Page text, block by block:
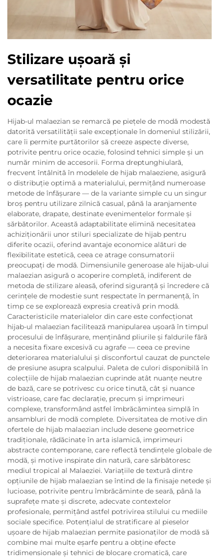
Stilizare ușoară și
versatilitate pentru orice
ocazie
Hijab-ul malaezian se remarcă pe piețele de modă modestă
datorită versatilității sale excepționale în domeniul stilizării,
care îi permite purtătorilor să creeze aspecte diverse,
potrivite pentru orice ocazie, folosind tehnici simple și un
număr minim de accesorii. Forma dreptunghiulară,
frecvent întâlnită în modelele de hijab malaeziene, asigură
o distribuție optimă a materialului, permițând numeroase
metode de înfășurare — de la variante simple cu un singur
broș pentru utilizare zilnică casual, până la aranjamente
elaborate, drapate, destinate evenimentelor formale și
sărbătorilor. Această adaptabilitate elimină necesitatea
achiziționării unor stiluri specializate de hijab pentru
diferite ocazii, oferind avantaje economice alături de
flexibilitate estetică, ceea ce atrage consumatorii
preocupați de modă. Dimensiunile generoase ale hijab-ului
malaezian asigură o acoperire completă, indiferent de
metoda de stilizare aleasă, oferind siguranță și încredere că
cerințele de modestie sunt respectate în permanență, în
timp ce se explorează expresia creativă prin modă.
Caracteristicile materialelor din care este confecționat
hijab-ul malaezian facilitează manipularea ușoară în timpul
procesului de înfășurare, menținând pliurile și faldurile fără
a necesita fixare excesivă cu agrafe — ceea ce previne
deteriorarea materialului și disconfortul cauzat de punctele
de presiune asupra scalpului. Paleta de culori disponibilă în
colecțiile de hijab malaezian cuprinde atât nuanțe neutre
de bază, care se potrivesc cu orice tinută, cât și nuance
vistrioase, care fac declarație, precum și imprimeuri
complexe, transformând astfel îmbrăcămintea simplă în
ansambluri de modă complete. Diversitatea de motive din
ofertele de hijab malaezian include desene geometrice
tradiționale, rădăcinate în arta islamică, imprimeuri
abstracte contemporane, care reflectă tendințele globale de
modă, și motive inspirate din natură, care sărbătoresc
mediul tropical al Malaeziei. Variațiile de textură dintre
opțiunile de hijab malaezian se întind de la finisaje netede și
lucioase, potrivite pentru îmbrăcăminte de seară, până la
suprafețe mate și discrete, adecvate contextelor
profesionale, permițând astfel potrivirea stilului cu mediile
sociale specifice. Potențialul de stratificare al pieselor
ușoare de hijab malaezian permite pasionaților de modă să
combine mai multe eșarfe pentru a obține efecte
tridimensionale și tehnici de blocare cromatică, care